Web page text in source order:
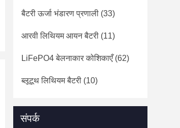
बैटरी ऊर्जा भंडारण प्रणाली (33)
आरवी लिथियम आयन बैटरी (11)
LiFePO4 बेलनाकार कोशिकाएँ(62)
ब्लूटूथ लिथियम बैटरी (10)
संपर्क